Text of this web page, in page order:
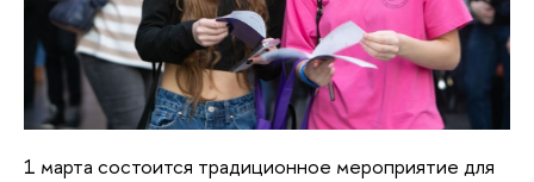
1 марта состоится традиционное мероприятие для